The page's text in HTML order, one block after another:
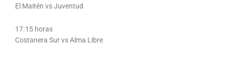
El Maitén vs Juventud
17.15 horas
Costanera Sur vs Alma Libre